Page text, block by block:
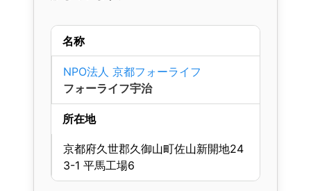
名称
NPO法人 京都フォーライフ
フォーライフ宇治
所在地
京都府久世郡久御山町佐山新開地24
3-1 平馬工場6